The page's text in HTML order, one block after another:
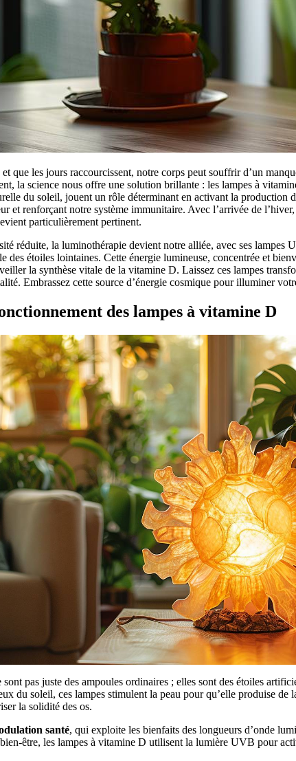
que les jours raccourcissent, notre corps peut souffrir d’un
la science nous offre une solution brillante : les lampes à
du soleil, jouent un rôle déterminant en activant la production
et renforçant notre système immunitaire. Avec l’arrivée de
particulièrement pertinent.
réduite, la luminothérapie devient notre alliée, avec ses lampes
des étoiles lointaines. Cette énergie lumineuse, concentrée et
la synthèse vitale de la vitamine D. Laissez ces lampes
Embrassez cette source d’énergie cosmique pour illuminer
des lampes à vitamine D
pas juste des ampoules ordinaires ; elles sont des étoiles
du soleil, ces lampes stimulent la peau pour qu’elle produise de
la solidité des os.
santé, qui exploite les bienfaits des longueurs d’onde
être, les lampes à vitamine D utilisent la lumière UVB pour